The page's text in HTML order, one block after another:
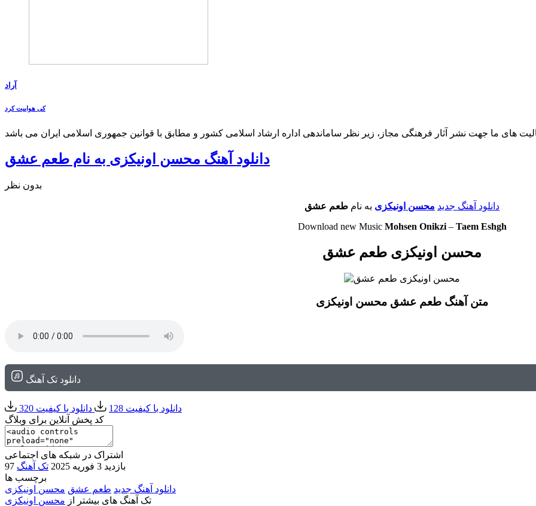
آراد
کی هواییت کرد
های ما جهت نشر آثار فرهنگی مجاز، زیر نظر ساماندهی اداره ارشاد اسلامی کشور و مطابق با قوانین جمهوری اسلامی ایران می باشد
دانلود آهنگ محسن اونیکزی به نام طعم عشق
بدون نظر
دانلود آهنگ جدید محسن اونیکزی به نام طعم عشق
Download new Music Mohsen Onikzi– Taem Eshgh
محسن اونیکزی طعم عشق
متن آهنگ طعم عشق محسن اونیکزی
دانلود تک آهنگ
دانلود با کیفیت 128
دانلود با کیفیت 320
کد پخش آنلاین برای وبلاگ
اشتراک در شبکه های اجتماعی
97 بازدید 3 فوریه 2025
تک آهنگ
برچسب ها
دانلود آهنگ جدید طعم عشق محسن اونیکزی
تک آهنگ های بیشتر از محسن اونیکزی